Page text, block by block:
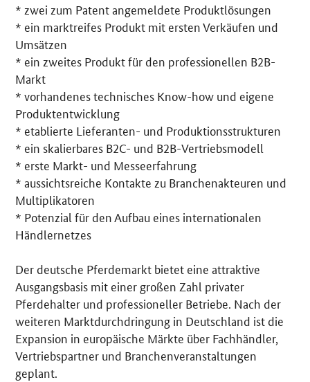
* zwei zum Patent angemeldete Produktlösungen
* ein marktreifes Produkt mit ersten Verkäufen und
Umsätzen
* ein zweites Produkt für den professionellen B2B-
Markt
* vorhandenes technisches Know-how und eigene
Produktentwicklung
* etablierte Lieferanten- und Produktionsstrukturen
* ein skalierbares B2C- und B2B-Vertriebsmodell
* erste Markt- und Messeerfahrung
* aussichtsreiche Kontakte zu Branchenakteuren und
Multiplikatoren
* Potenzial für den Aufbau eines internationalen
Händlernetzes
Der deutsche Pferdemarkt bietet eine attraktive
Ausgangsbasis mit einer großen Zahl privater
Pferdehalter und professioneller Betriebe. Nach der
weiteren Marktdurchdringung in Deutschland ist die
Expansion in europäische Märkte über Fachhändler,
Vertriebspartner und Branchenveranstaltungen
geplant.